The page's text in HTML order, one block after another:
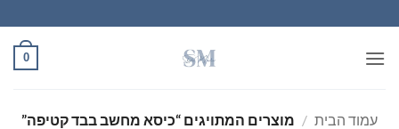
to
content
0
עמוד הבית / מוצרים המתויגים “כיסא מחשב בבד קטיפה”